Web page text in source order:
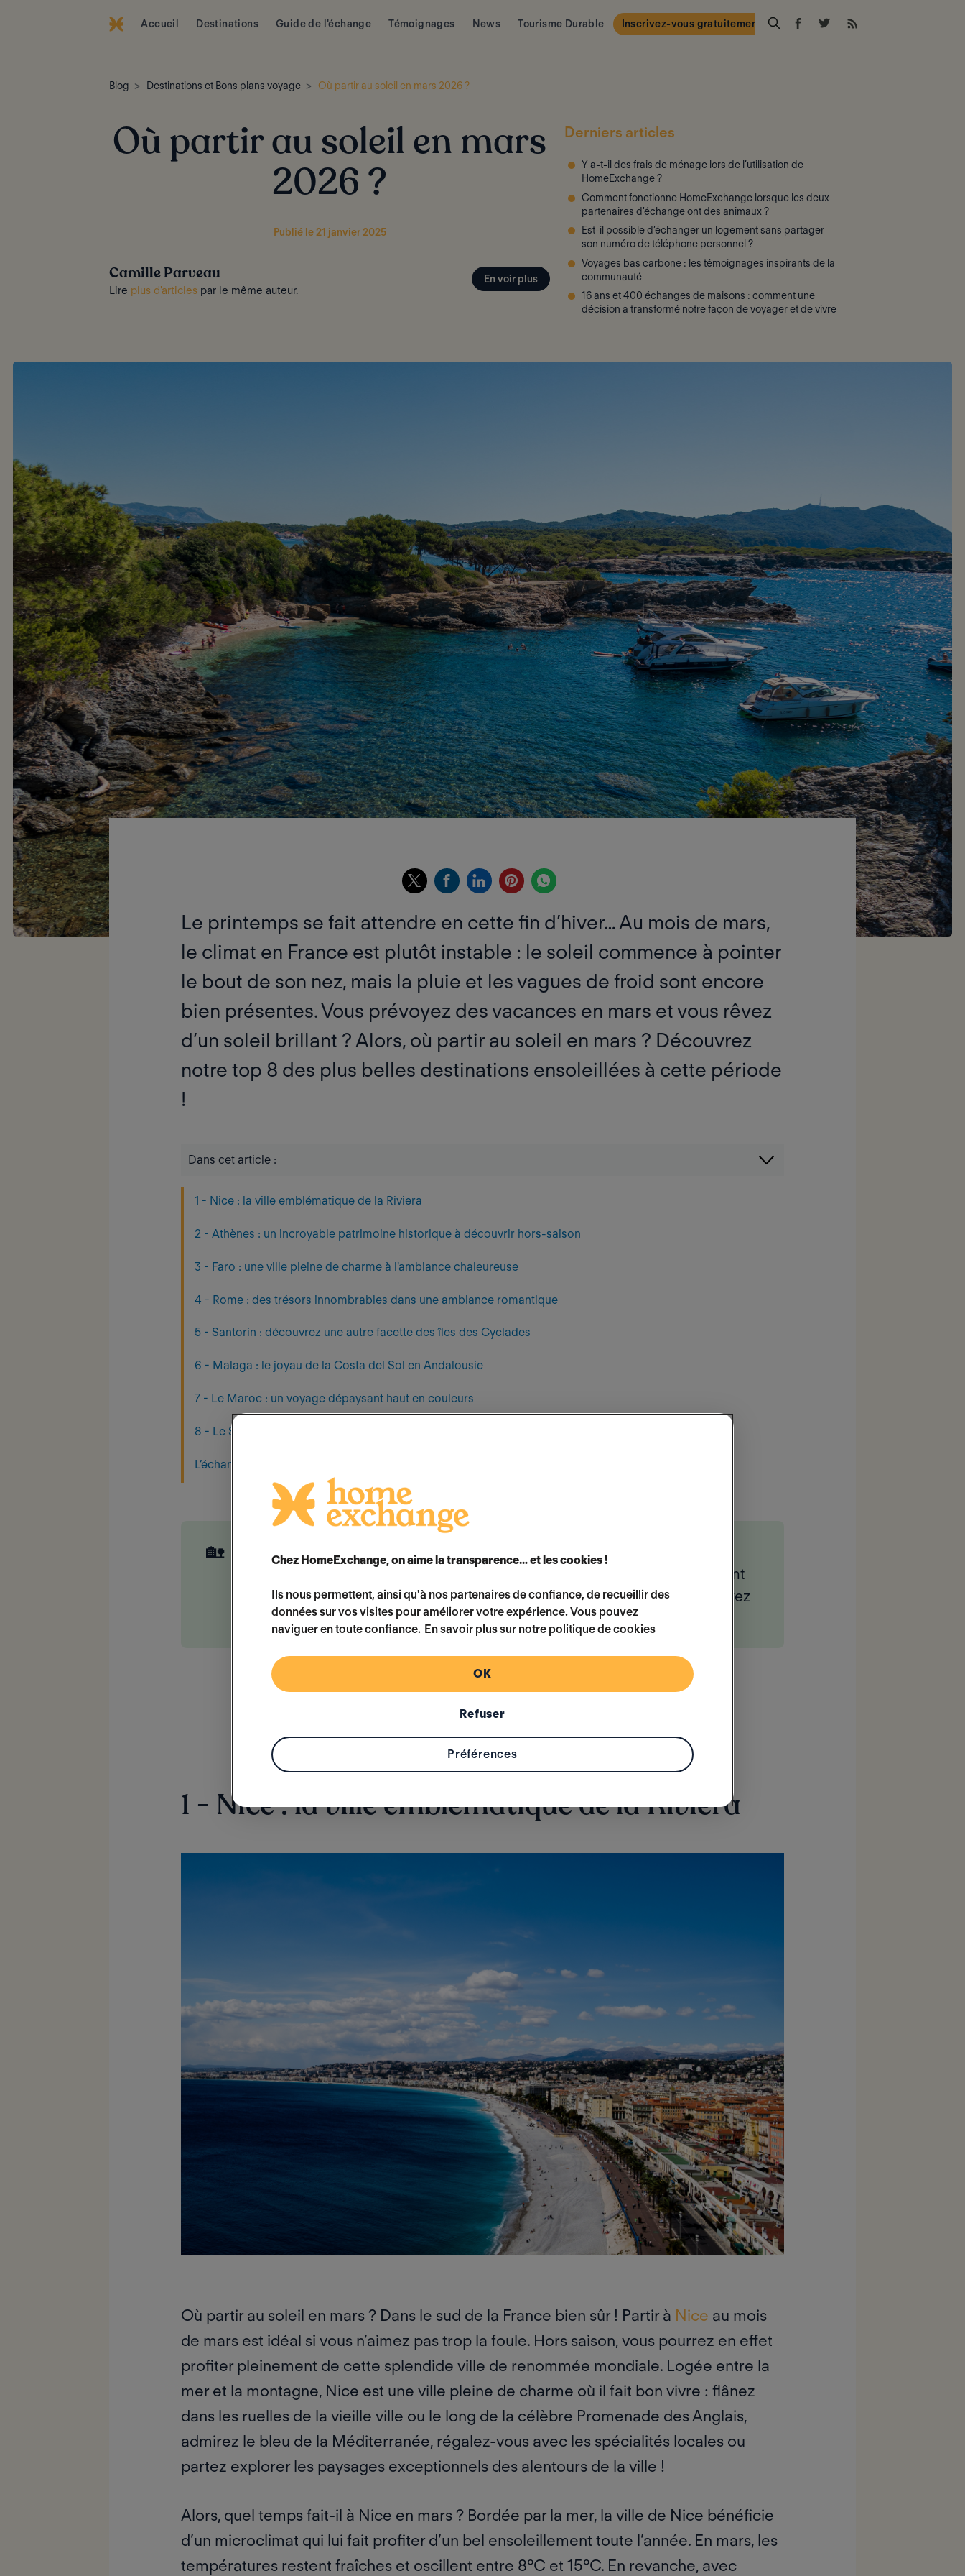
Accueil Destinations Guide de l'échange Témoignages News Tourisme Durable Inscrivez-vous gratuitement
Blog Destinations et Bons plans voyage Où partir au soleil en mars 2026 ?
Où partir au soleil en mars
2026 ?
Publié le 21 janvier 2025
Camille Parveau
Lire plus d'articles par le même auteur.
En voir plus
Derniers articles
Y a-t-il des frais de ménage lors de l’utilisation de
HomeExchange ?
Comment fonctionne HomeExchange lorsque les deux
partenaires d'échange ont des animaux ?
Est-il possible d’échanger un logement sans partager
son numéro de téléphone personnel ?
Voyages bas carbone : les témoignages inspirants de la
communauté
16 ans et 400 échanges de maisons : comment une
décision a transformé notre façon de voyager et de vivre
Le printemps se fait attendre en cette fin d’hiver… Au mois de mars,
le climat en France est plutôt instable : le soleil commence à pointer
le bout de son nez, mais la pluie et les vagues de froid sont encore
bien présentes. Vous prévoyez des vacances en mars et vous rêvez
d’un soleil brillant ? Alors, où partir au soleil en mars ? Découvrez
notre top 8 des plus belles destinations ensoleillées à cette période
!
Dans cet article :
1 - Nice : la ville emblématique de la Riviera
2 - Athènes : un incroyable patrimoine historique à découvrir hors-saison
3 - Faro : une ville pleine de charme à l'ambiance chaleureuse
4 - Rome : des trésors innombrables dans une ambiance romantique
5 - Santorin : découvrez une autre facette des îles des Cyclades
6 - Malaga : le joyau de la Costa del Sol en Andalousie
7 - Le Maroc : un voyage dépaysant haut en couleurs
8 - Le Sri Lanka : la perle de l'Océan Indien
L’échange de maisons : l'hébergement idéal pour vos vacances au soleil en mars
🏡 Et pour votre hébergement, pourquoi ne pas tenter l’échange de maisons
? L’échange de maisons est un mode d’hébergement
authentique, convivial et très économique. Grâce àHomeExchange
, trouvez
le logement de vos rêves pour vos vacances au soleil en mars
1 - Nice : la ville emblématique de la Riviera
Où partir au soleil en mars ? Dans le sud de la France bien sûr ! Partir à Nice au mois
de mars est idéal si vous n’aimez pas trop la foule. Hors saison, vous pourrez en effet
profiter pleinement de cette splendide ville de renommée mondiale. Logée entre la
mer et la montagne, Nice est une ville pleine de charme où il fait bon vivre : flânez
dans les ruelles de la vieille ville ou le long de la célèbre Promenade des Anglais,
admirez le bleu de la Méditerranée, régalez-vous avec les spécialités locales ou
partez explorer les paysages exceptionnels des alentours de la ville !
Alors, quel temps fait-il à Nice en mars ? Bordée par la mer, la ville de Nice bénéficie
d’un microclimat qui lui fait profiter d’un bel ensoleillement toute l’année. En mars, les
températures restent fraîches et oscillent entre 8°C et 15°C. En revanche, avec
Chez HomeExchange, on aime la transparence… et les cookies !
Ils nous permettent, ainsi qu'à nos partenaires de confiance, de recueillir des
données sur vos visites pour améliorer votre expérience. Vous pouvez
naviguer en toute confiance. En savoir plus sur notre politique de cookies
Préférences
Refuser
OK